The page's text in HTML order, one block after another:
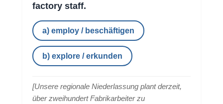
factory staff.
a) employ / beschäftigen
b) explore / erkunden
[Unsere regionale Niederlassung plant derzeit,
über zweihundert Fabrikarbeiter zu